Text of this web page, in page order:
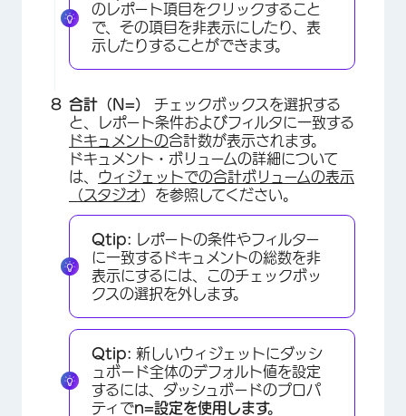
×
のレポート項目をクリックすること
で、その項目を非表示にしたり、表
示したりすることができます。
合計（N=） チェックボックスを選択する
と、レポート条件およびフィルタに一致する
ドキュメントの合計数が表示されます。
ドキュメント・ボリュームの詳細について
は、 ウィジェットでの合計ボリュームの表示
（スタジオ）を参照してください。
Qtip: レポートの条件やフィルター
に一致するドキュメントの総数を非
表示にするには、このチェックボッ
クスの選択を外します。
Qtip: 新しいウィジェットにダッシ
ュボード全体のデフォルト値を設定
するには、ダッシュボードのプロパ
ティでn=設定を使用します。